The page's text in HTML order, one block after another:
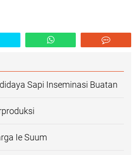
Sapi Inseminasi Buatan
Ie Suum